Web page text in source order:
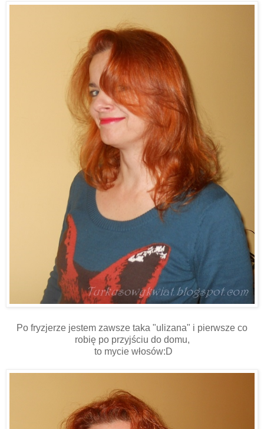
Po fryzjerze jestem zawsze taka "ulizana" i pierwsze co
robię po przyjściu do domu,
to mycie włosów:D